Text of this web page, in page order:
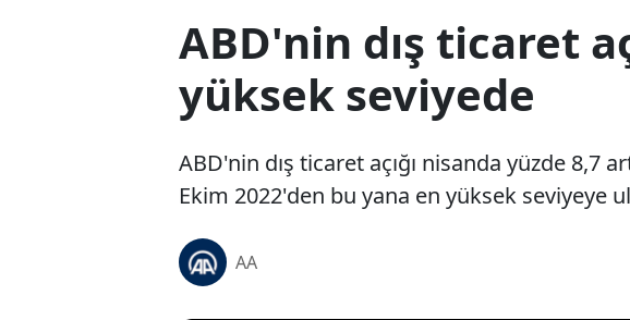
ABD'nin dış ticaret
yüksek seviyede
ABD'nin dış ticaret açığı nisanda yüzde 8,7
Ekim 2022'den bu yana en yüksek seviyeye
AA